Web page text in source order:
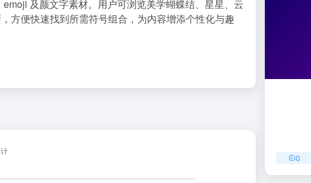
及颜文字素材。用户可浏览美学蝴蝶结、星星、云
方便快速找到所需符号组合，为内容增添个性化与趣
0